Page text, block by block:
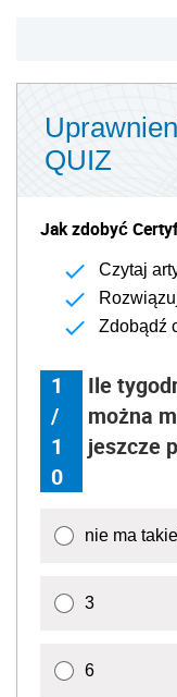
1
/
1
0
Ile
można
jeszcze
nie ma
6
9 - tylko
Źródło:
wynagradzanie